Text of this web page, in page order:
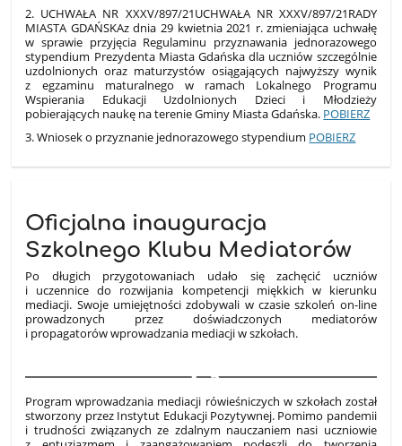
2. UCHWAŁA NR XXXV/897/21UCHWAŁA NR XXXV/897/21RADY
MIASTA GDAŃSKAz dnia 29 kwietnia 2021 r. zmieniająca uchwałę
w sprawie przyjęcia Regulaminu przyznawania jednorazowego
stypendium Prezydenta Miasta Gdańska dla uczniów szczególnie
uzdolnionych oraz maturzystów osiągających najwyższy wynik
z egzaminu maturalnego w ramach Lokalnego Programu
Wspierania Edukacji Uzdolnionych Dzieci i Młodzieży
pobierających naukę na terenie Gminy Miasta Gdańska. POBIERZ
3. Wniosek o przyznanie jednorazowego stypendium POBIERZ
Oficjalna inauguracja
Szkolnego Klubu Mediatorów
Po długich przygotowaniach udało się zachęcić uczniów
i uczennice do rozwijania kompetencji miękkich w kierunku
mediacji. Swoje umiejętności zdobywali w czasie szkoleń on-line
prowadzonych przez doświadczonych mediatorów
i propagatorów wprowadzania mediacji w szkołach.
3
Program wprowadzania mediacji rówieśniczych w szkołach został
stworzony przez Instytut Edukacji Pozytywnej. Pomimo pandemii
i trudności związanych ze zdalnym nauczaniem nasi uczniowie